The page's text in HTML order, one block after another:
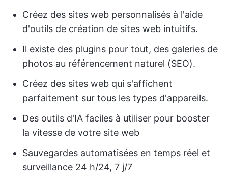
Créez des sites web personnalisés à l'aide
d'outils de création de sites web intuitifs.
Il existe des plugins pour tout, des galeries de
photos au référencement naturel (SEO).
Créez des sites web qui s'affichent
parfaitement sur tous les types d'appareils.
Des outils d'IA faciles à utiliser pour booster
la vitesse de votre site web
Sauvegardes automatisées en temps réel et
surveillance 24 h/24, 7 j/7